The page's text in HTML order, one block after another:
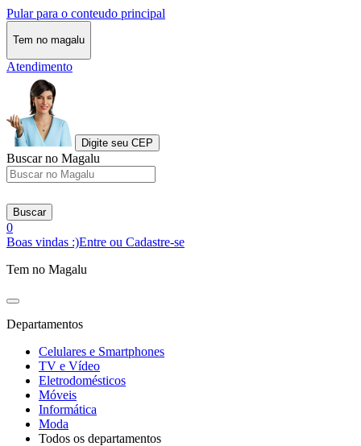
Pular para o conteudo principal
Tem no magalu
Atendimento
Digite seu CEP
Buscar no Magalu
Buscar
0
Boas vindas :)Entre ou Cadastre-se
Tem no Magalu
Departamentos
Celulares e Smartphones
TV e Vídeo
Eletrodomésticos
Móveis
Informática
Moda
Todos os departamentos